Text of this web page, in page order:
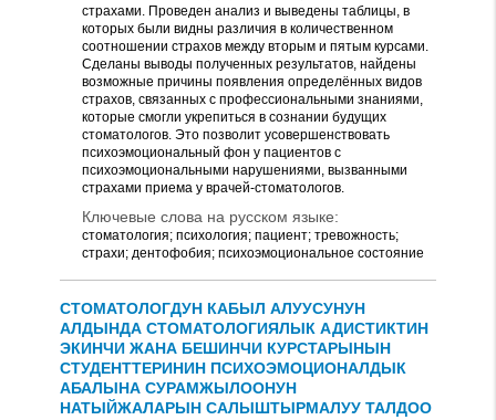
страхами. Проведен анализ и выведены таблицы, в
которых были видны различия в количественном
соотношении страхов между вторым и пятым курсами.
Сделаны выводы полученных результатов, найдены
возможные причины появления определённых видов
страхов, связанных с профессиональными знаниями,
которые смогли укрепиться в сознании будущих
стоматологов. Это позволит усовершенствовать
психоэмоциональный фон у пациентов с
психоэмоциональными нарушениями, вызванными
страхами приема у врачей-стоматологов.
Ключевые слова на русском языке:
стоматология; психология; пациент; тревожность;
страхи; дентофобия; психоэмоциональное состояние
СТОМАТОЛОГДУН КАБЫЛ АЛУУСУНУН
АЛДЫНДА СТОМАТОЛОГИЯЛЫК АДИСТИКТИН
ЭКИНЧИ ЖАНА БЕШИНЧИ КУРСТАРЫНЫН
СТУДЕНТТЕРИНИН ПСИХОЭМОЦИОНАЛДЫК
АБАЛЫНА СУРАМЖЫЛООНУН
НАТЫЙЖАЛАРЫН САЛЫШТЫРМАЛУУ ТАЛДОО